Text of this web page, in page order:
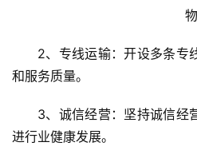
2、专线运输：开设多条专
和服务质量。
3、诚信经营：坚持诚信经
进行业健康发展。